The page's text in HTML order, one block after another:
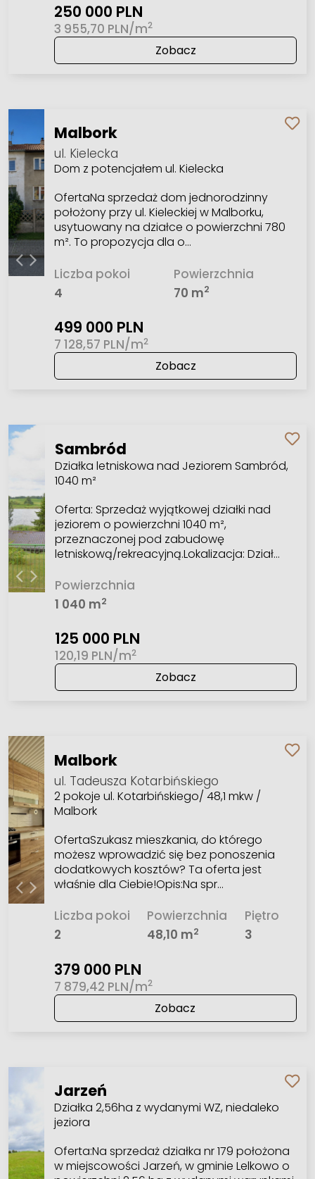
250 000 PLN
3 955,70 PLN/m2
Zobacz
Malbork
ul. Kielecka
Dom z potencjałem ul. Kielecka
OfertaNa sprzedaż dom jednorodzinny
położony przy ul. Kieleckiej w Malborku,
usytuowany na działce o powierzchni 780
m². To propozycja dla o…
Liczba pokoi
4
Powierzchnia
70 m2
499 000 PLN
7 128,57 PLN/m2
Zobacz
Sambród
Działka letniskowa nad Jeziorem Sambród,
1040 m²
Oferta: Sprzedaż wyjątkowej działki nad
jeziorem o powierzchni 1040 m²,
przeznaczonej pod zabudowę
letniskową/rekreacyjną.Lokalizacja: Dział…
Powierzchnia
1 040 m2
125 000 PLN
120,19 PLN/m2
Zobacz
Malbork
ul. Tadeusza Kotarbińskiego
2 pokoje ul. Kotarbińskiego/ 48,1 mkw /
Malbork
OfertaSzukasz mieszkania, do którego
możesz wprowadzić się bez ponoszenia
dodatkowych kosztów? Ta oferta jest
właśnie dla Ciebie!Opis:Na spr…
Liczba pokoi
2
Powierzchnia
48,10 m2
Piętro
3
379 000 PLN
7 879,42 PLN/m2
Zobacz
Jarzeń
Działka 2,56ha z wydanymi WZ, niedaleko
jeziora
Oferta:Na sprzedaż działka nr 179 położona
w miejscowości Jarzeń, w gminie Lelkowo o